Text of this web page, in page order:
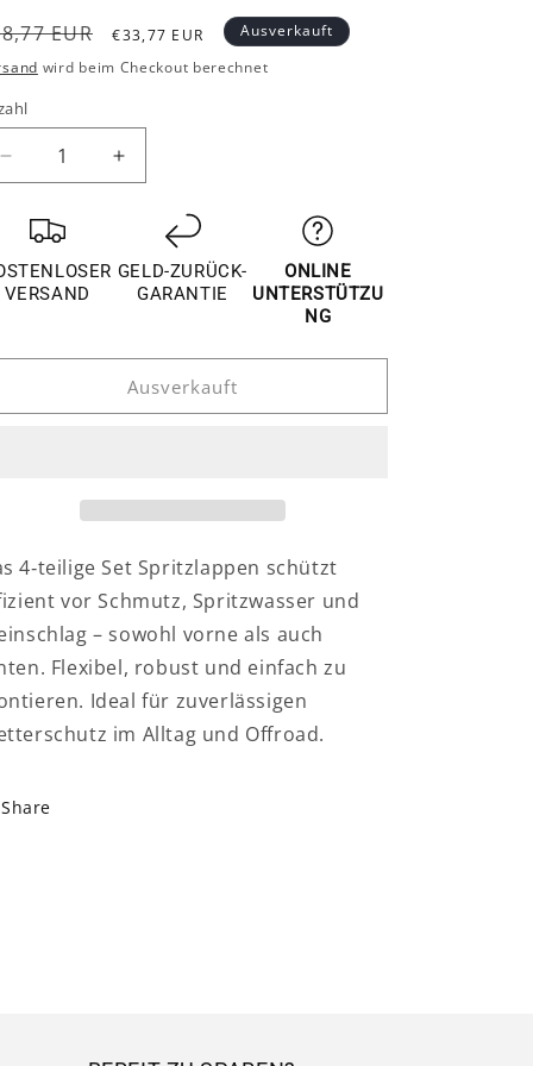
EUR Verkaufspreis
€33,77 EUR
Ausverkauft
wird beim Checkout berechnet
Verringere
die
Menge
Hyundai
Elantra
Spritzschutz
Schmutzlappen
Vorne
Erhöhe
die
Hyundai
Elantra
Spritzschutz
Schmutzlappen
Vorne
VERSAND
GELD-ZURÜCK-
GARANTIE
ONLINE
UNTERSTÜTZU
NG
Ausverkauft
4‑teilige Set Spritzlappen schützt
vor Schmutz, Spritzwasser und
– sowohl vorne als auch
Flexibel, robust und einfach zu
Ideal für zuverlässigen
im Alltag und Offroad.
Share